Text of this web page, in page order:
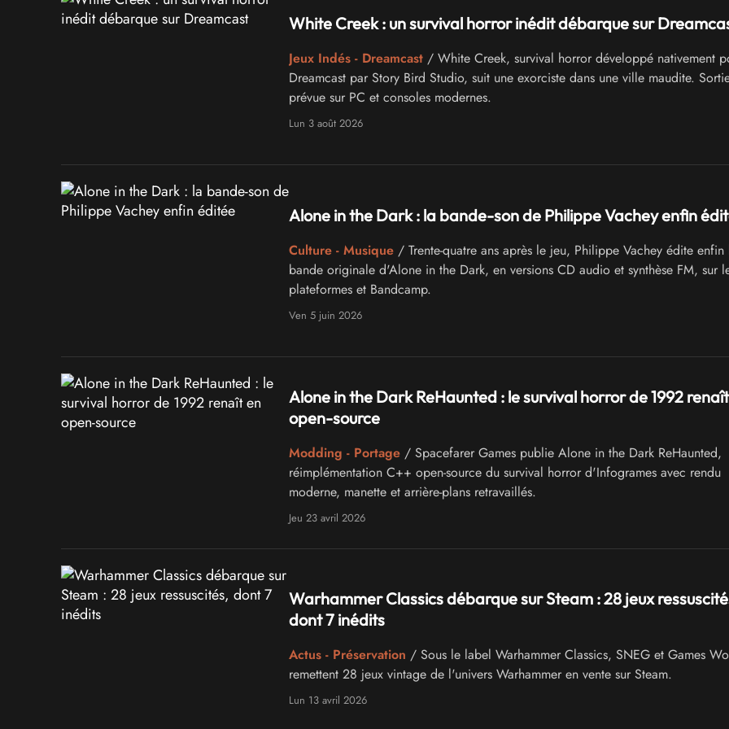
White Creek : un survival horror inédit débarque sur
Jeux Indés - Dreamcast/ White Creek, survival horror développé nativement
Dreamcast par Story Bird Studio, suit une exorciste dans une ville maudite.
prévue sur PC et consoles modernes.
Lun 3 août 2026
Alone in the Dark : la bande-son de Philippe Vachey enfin
Culture - Musique/ Trente-quatre ans après le jeu, Philippe Vachey édite enfin
bande originale d'Alone in the Dark, en versions CD audio et synthèse FM, sur
plateformes et Bandcamp.
Ven 5 juin 2026
Alone in the Dark ReHaunted : le survival horror de 1992
open-source
Modding - Portage/ Spacefarer Games publie Alone in the Dark ReHaunted,
réimplémentation C++ open-source du survival horror d'Infogrames avec rendu
moderne, manette et arrière-plans retravaillés.
Jeu 23 avril 2026
Warhammer Classics débarque sur Steam : 28 jeux
dont 7 inédits
Actus - Préservation / Sous le label Warhammer Classics, SNEG et Games
remettent 28 jeux vintage de l'univers Warhammer en vente sur Steam.
Lun 13 avril 2026